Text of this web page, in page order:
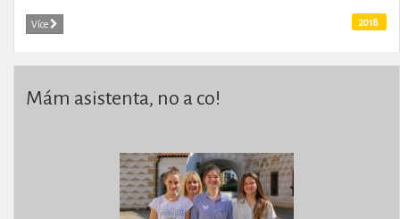
Více 2018
Mám asistenta, no a co!